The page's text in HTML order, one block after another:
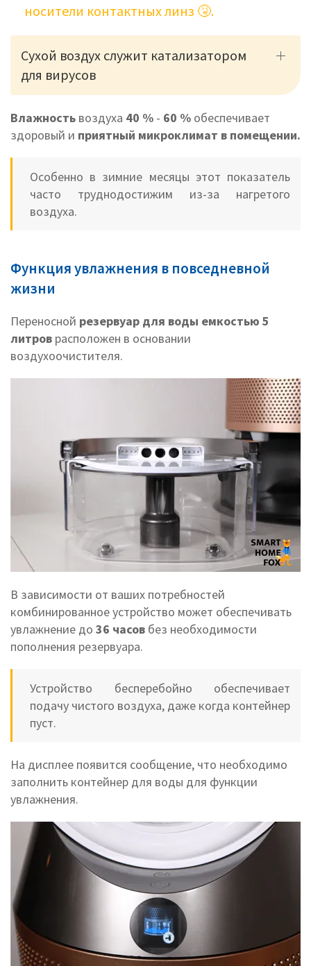
носители контактных линз 🤧.
Сухой воздух служит катализатором
для вирусов
Влажность воздуха 40 % - 60 % обеспечивает
здоровый и приятный микроклимат в помещении.
Особенно в зимние месяцы этот показатель
часто труднодостижим из-за нагретого
воздуха.
Функция увлажнения в повседневной
жизни
Переносной резервуар для воды емкостью 5
литров расположен в основании
воздухоочистителя.
В зависимости от ваших потребностей
комбинированное устройство может обеспечивать
увлажнение до 36 часов без необходимости
пополнения резервуара.
Устройство бесперебойно обеспечивает
подачу чистого воздуха, даже когда контейнер
пуст.
На дисплее появится сообщение, что необходимо
заполнить контейнер для воды для функции
увлажнения.